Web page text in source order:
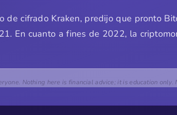
de cifrado Kraken, predijo que pronto
En cuanto a fines de 2022, la
Nothing here is financial advice; it is education